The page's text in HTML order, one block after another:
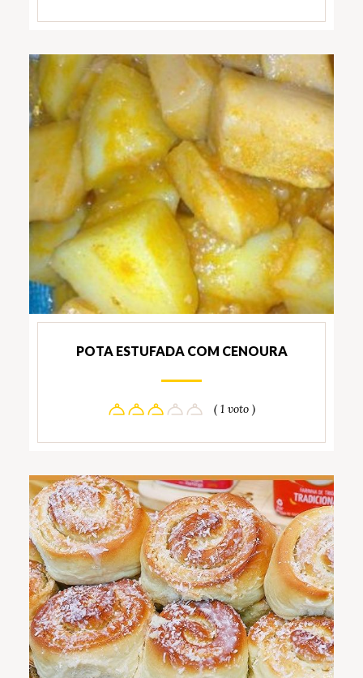
POTA ESTUFADA COM CENOURA
( 1 voto )